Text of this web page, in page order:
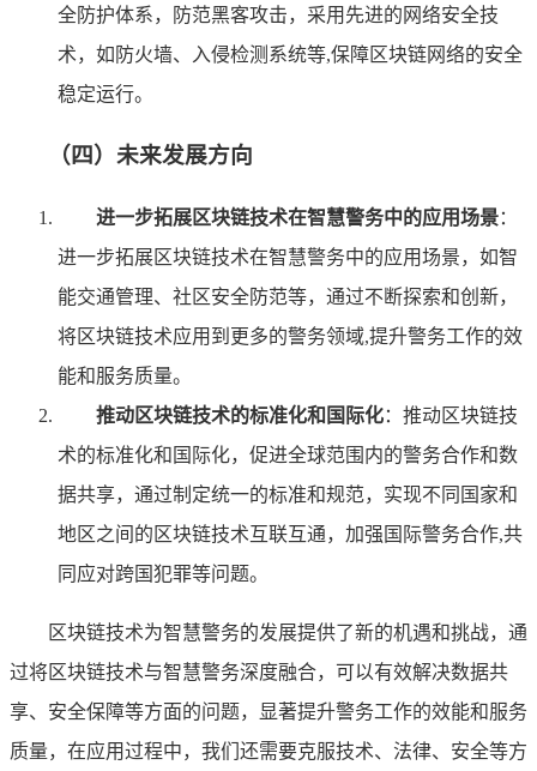
全防护体系，防范黑客攻击，采用先进的网络安全技
术，如防火墙、入侵检测系统等,保障区块链网络的安全
稳定运行。
（四）未来发展方向
进一步拓展区块链技术在智慧警务中的应用场景：
进一步拓展区块链技术在智慧警务中的应用场景，如智
能交通管理、社区安全防范等，通过不断探索和创新，
将区块链技术应用到更多的警务领域,提升警务工作的效
能和服务质量。
推动区块链技术的标准化和国际化：推动区块链技
术的标准化和国际化，促进全球范围内的警务合作和数
据共享，通过制定统一的标准和规范，实现不同国家和
地区之间的区块链技术互联互通，加强国际警务合作,共
同应对跨国犯罪等问题。
区块链技术为智慧警务的发展提供了新的机遇和挑战，通
过将区块链技术与智慧警务深度融合，可以有效解决数据共
享、安全保障等方面的问题，显著提升警务工作的效能和服务
质量，在应用过程中，我们还需要克服技术、法律、安全等方